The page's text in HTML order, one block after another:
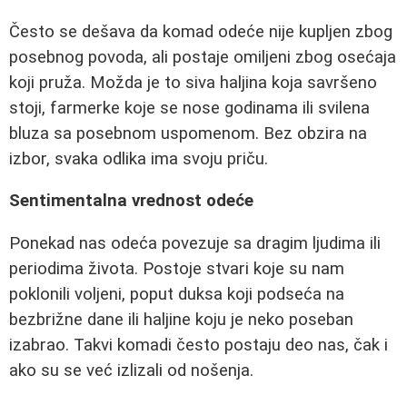
Često se dešava da komad odeće nije kupljen zbog
posebnog povoda, ali postaje omiljeni zbog osećaja
koji pruža. Možda je to siva haljina koja savršeno
stoji, farmerke koje se nose godinama ili svilena
bluza sa posebnom uspomenom. Bez obzira na
izbor, svaka odlika ima svoju priču.
Sentimentalna vrednost odeće
Ponekad nas odeća povezuje sa dragim ljudima ili
periodima života. Postoje stvari koje su nam
poklonili voljeni, poput duksa koji podseća na
bezbrižne dane ili haljine koju je neko poseban
izabrao. Takvi komadi često postaju deo nas, čak i
ako su se već izlizali od nošenja.